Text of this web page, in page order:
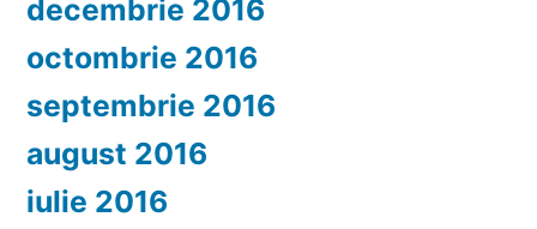
decembrie 2016
octombrie 2016
septembrie 2016
august 2016
iulie 2016